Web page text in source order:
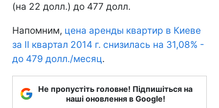
(на 22 долл.) до 477 долл.
Напомним, цена аренды квартир в Киеве
за II квартал 2014 г. снизилась на 31,08% -
до 479 долл./месяц.
Не пропустіть головне! Підпишіться на
наші оновлення в Google!